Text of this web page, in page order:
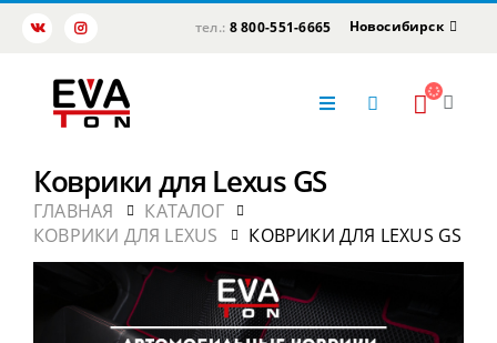
тел.: 8 800-551-6665 Новосибирск
Коврики для Lexus GS
ГЛАВНАЯ
КАТАЛОГ
КОВРИКИ ДЛЯ LEXUS
КОВРИКИ ДЛЯ LEXUS GS